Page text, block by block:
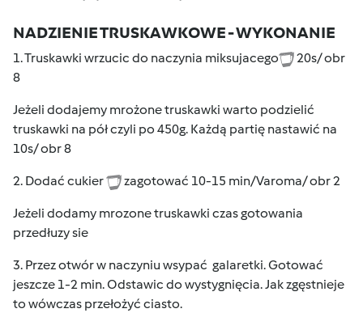
NADZIENIE TRUSKAWKOWE - WYKONANIE
1. Truskawki wrzucic do naczynia miksujacego
20s/ obr
8
Jeżeli dodajemy mrożone truskawki warto podzielić
truskawki na pół czyli po 450g. Każdą partię nastawić na
10s/ obr 8
2. Dodać cukier zagotować 10-15 min/Varoma/ obr 2
Jeżeli dodamy mrozone truskawki czas gotowania
przedłuzy sie
3. Przez otwór w naczyniu wsypać galaretki. Gotować
jeszcze 1-2 min. Odstawic do wystygnięcia. Jak zgęstnieje
to wówczas przełożyć ciasto.